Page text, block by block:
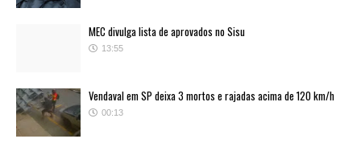
MEC divulga lista de aprovados no Sisu
13:55
Vendaval em SP deixa 3 mortos e rajadas acima de 120 km/h
00:13